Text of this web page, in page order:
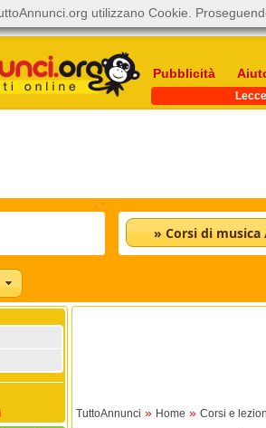
Pubblicità
Lecce
TuttoAnnunci » Home » Corsi e
utilizzano Cookie.